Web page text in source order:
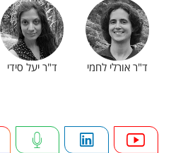
ד"ר אורלי לחמי ד"ר יעל סידי